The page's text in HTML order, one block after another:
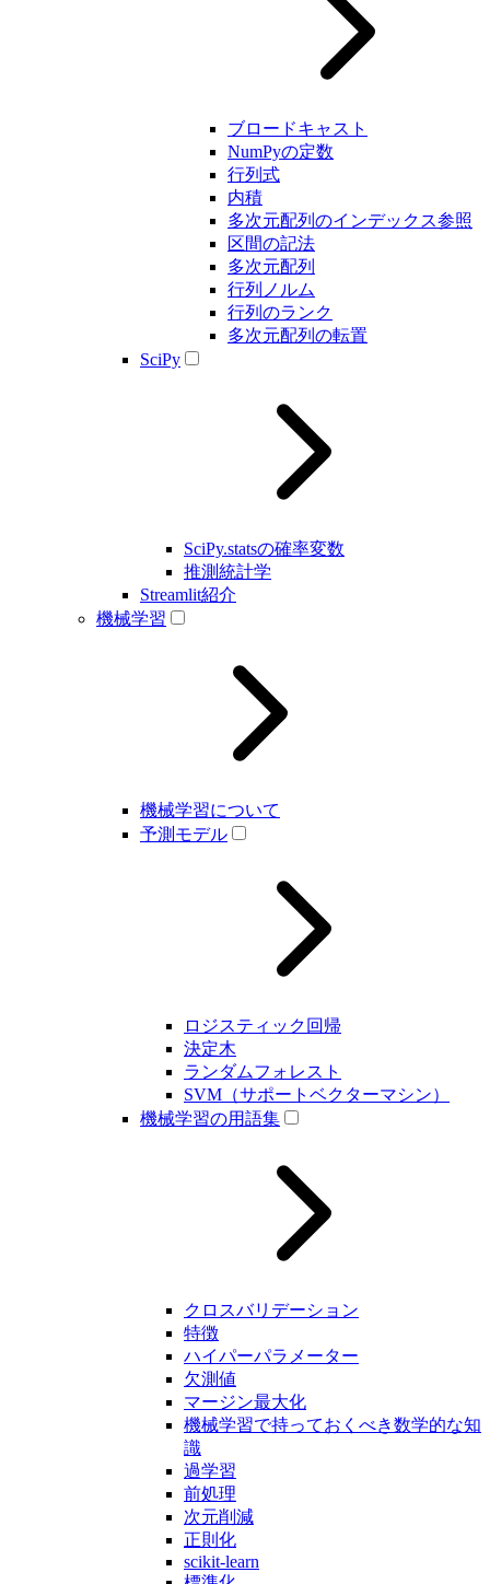
ブロードキャスト
NumPyの定数
行列式
内積
多次元配列のインデックス参照
区間の記法
多次元配列
行列ノルム
行列のランク
多次元配列の転置
SciPy
SciPy.statsの確率変数
推測統計学
Streamlit紹介
機械学習
機械学習について
予測モデル
ロジスティック回帰
決定木
ランダムフォレスト
SVM（サポートベクターマシン）
機械学習の用語集
クロスバリデーション
特徴
ハイパーパラメーター
欠測値
マージン最大化
機械学習で持っておくべき数学的な知
識
過学習
前処理
次元削減
正則化
scikit-learn